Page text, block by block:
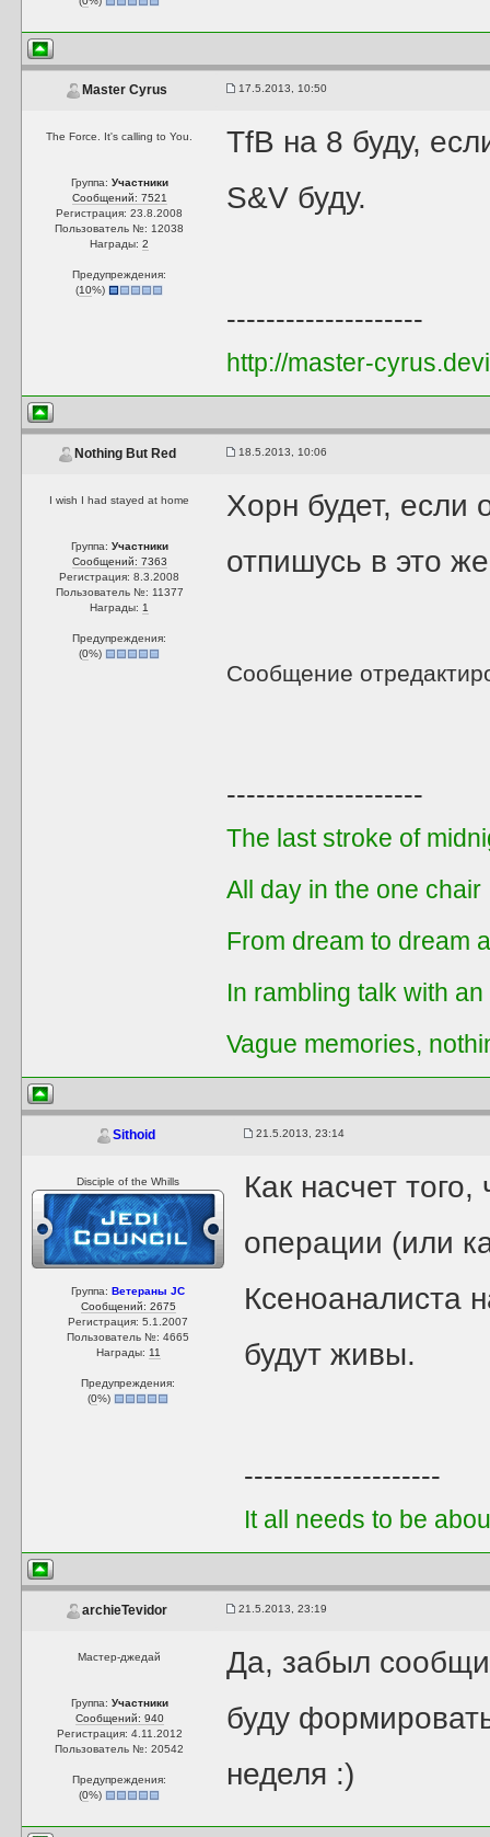
Master Cyrus 17.5.2013, 10:50
The Force. It's calling to You.
Группа: Участники
Сообщений: 7521
Регистрация: 23.8.2008
Пользователь №: 12038
Награды:2
Предупреждения:
(10%)
TfB на 8 буду,
S&V буду.
--------------------
http://master-
Nothing But Red 18.5.2013, 10:06
I wish I had stayed at home
Группа: Участники
Сообщений: 7363
Регистрация: 8.3.2008
Пользователь №: 11377
Награды: 1
Предупреждения:
(0%)
Хорн будет, если
отпишусь в это
Сообщение
--------------------
The last stroke of
All day in the one chair
From dream to dream
In rambling talk with
Vague memories,
Sithoid 21.5.2013, 23:14
Disciple of the Whills
Группа:Ветераны JC
Сообщений: 2675
Регистрация: 5.1.2007
Пользователь №: 4665
Награды: 11
Предупреждения:
(0%)
Как насчет
операции (или
Ксеноаналиста
будут живы.
--------------------
It all needs to be
archieTevidor 21.5.2013, 23:19
Мастер-джедай
Группа: Участники
Сообщений: 940
Регистрация: 4.11.2012
Пользователь №: 20542
Предупреждения:
(0%)
Да, забыл
буду
неделя :)